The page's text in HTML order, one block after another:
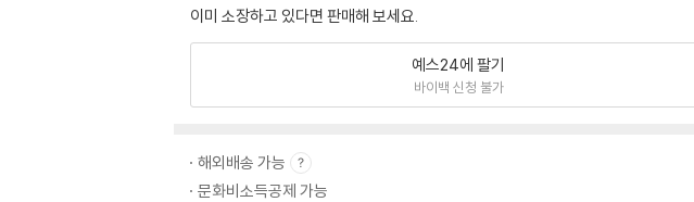
이미 소장하고 있다면 판매해 보세요.
예스24에 팔기
바이백 신청 불가
해외배송 가능
문화비소득공제 가능